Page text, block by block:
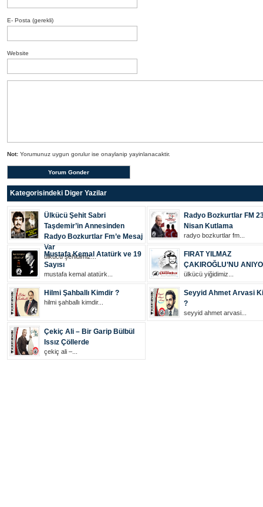
E- Posta (gerekli)
Website
Not: Yorumunuz uygun gorulur ise onaylanip yayinlanacaktir.
Kategorisindeki Diger Yazilar
Ülkücü Şehit Sabri
Taşdemir’in Annesinden
Radyo Bozkurtlar Fm’e Mesaj
Var
ülkücü şehi̇di̇mi̇z...
Radyo Bozkurtlar FM
Nisan Kutlama
radyo bozkurtlar fm...
Mustafa Kemal Atatürk ve 19
Sayısı
mustafa kemal atatürk...
FIRAT YILMAZ
ÇAKIROĞLU’NU
ülkücü yiğidimiz...
Hilmi Şahballı Kimdir ?
hilmi şahballı kimdir...
Seyyid Ahmet Arvasi
?
seyyid ahmet arvasi...
Çekiç Ali – Bir Garip Bülbül
Issız Çöllerde
çekiç ali –...